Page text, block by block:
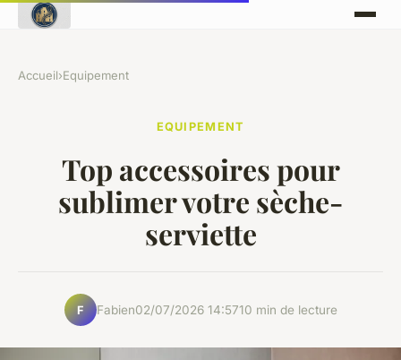
Accueil›Equipement
EQUIPEMENT
Top accessoires pour
sublimer votre sèche-
serviette
F Fabien02/07/2026 14:5710 min de lecture